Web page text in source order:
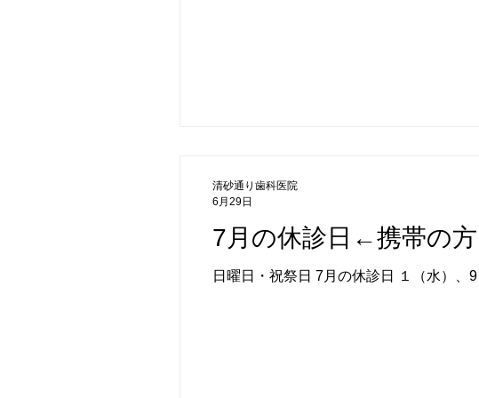
7月の休診日←携帯の
日曜日・祝祭
清砂通り歯科医院
6月29日